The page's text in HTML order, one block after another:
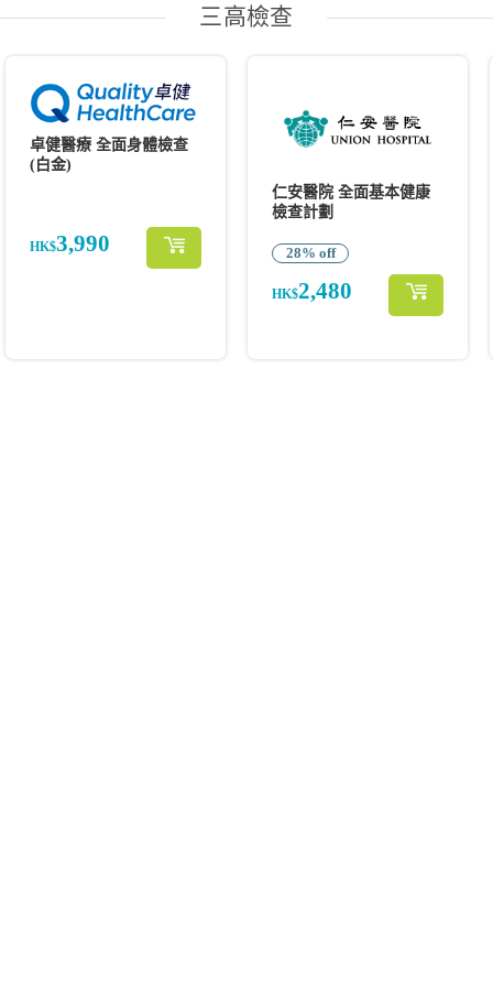
三高檢查
卓健醫療 全面身體檢查
(白金)
HK$3,990
仁安醫院 全面基本健康
檢查計劃
28% off
HK$2,480